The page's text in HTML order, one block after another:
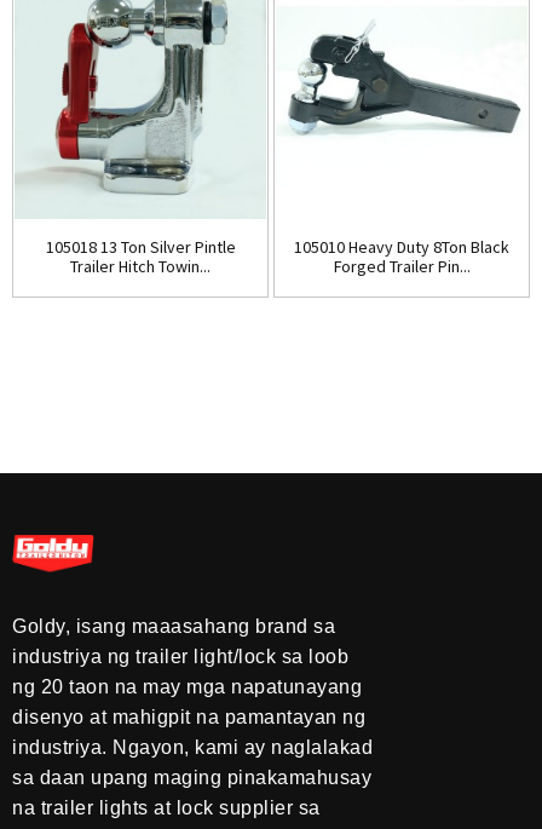
105018 13 Ton Silver Pintle
Trailer Hitch Towin...
105010 Heavy Duty 8Ton Black
Forged Trailer Pin...
Goldy, isang maaasahang brand sa
industriya ng trailer light/lock sa loob
ng 20 taon na may mga napatunayang
disenyo at mahigpit na pamantayan ng
industriya. Ngayon, kami ay naglalakad
sa daan upang maging pinakamahusay
na trailer lights at lock supplier sa